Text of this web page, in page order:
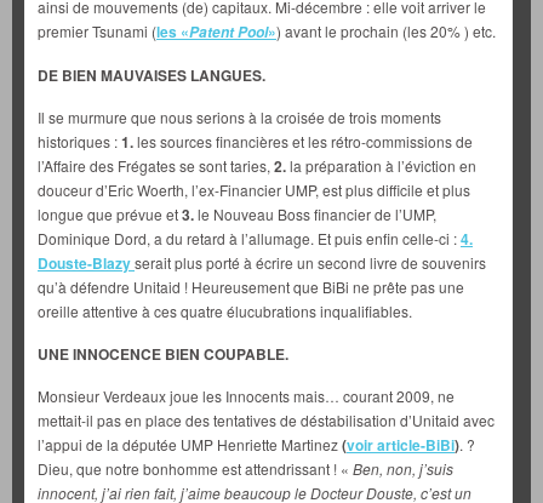
ainsi de mouvements (de) capitaux. Mi-décembre : elle voit arriver le
premier Tsunami (les «Patent Pool») avant le prochain (les 20% ) etc.
DE BIEN MAUVAISES LANGUES.
Il se murmure que nous serions à la croisée de trois moments
historiques :1.les sources financières et les rétro-commissions de
l’Affaire des Frégates se sont taries, 2.la préparation à l’éviction en
douceur d’Eric Woerth, l’ex-Financier UMP, est plus difficile et plus
longue que prévue et3.le Nouveau Boss financier de l’UMP,
Dominique Dord, a du retard à l’allumage. Et puis enfin celle-ci :4.
Douste-Blazyserait plus porté à écrire un second livre de souvenirs
qu’à défendre Unitaid ! Heureusement que BiBi ne prête pas une
oreille attentive à ces quatre élucubrations inqualifiables.
UNE INNOCENCE BIEN COUPABLE.
Monsieur Verdeaux joue les Innocents mais… courant 2009, ne
mettait-il pas en place des tentatives de déstabilisation d’Unitaid avec
l’appui de la députée UMP Henriette Martinez(voir article-BiBi). ?
Dieu, que notre bonhomme est attendrissant ! « Ben, non, j’suis
innocent, j’ai rien fait, j’aime beaucoup le Docteur Douste, c’est un